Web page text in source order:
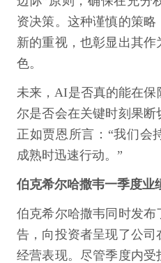
资决策。这种谨慎的策略
新的重视，也彰显出其
色。
未来，AI是否真的能在
尔是否会在关键时刻果断
正如贾恩所言：“我们会
成熟时迅速行动。”
伯克希尔哈撒韦一季度业
伯克希尔哈撒韦同时发布
告，向投资者呈现了公
经营表现。尽管季度内